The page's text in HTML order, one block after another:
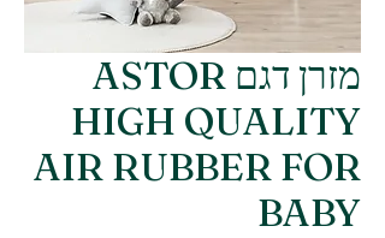
מזרן דגם ASTOR
HIGH QUALITY
AIR RUBBER FOR
BABY